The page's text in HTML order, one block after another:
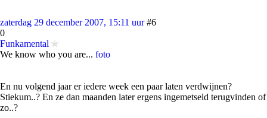
zaterdag 29 december 2007, 15:11 uur #6
0
Funkamental
We know who you are... foto
En nu volgend jaar er iedere week een paar laten verdwijnen?
Stiekum..? En ze dan maanden later ergens ingemetseld terugvinden of
zo..?